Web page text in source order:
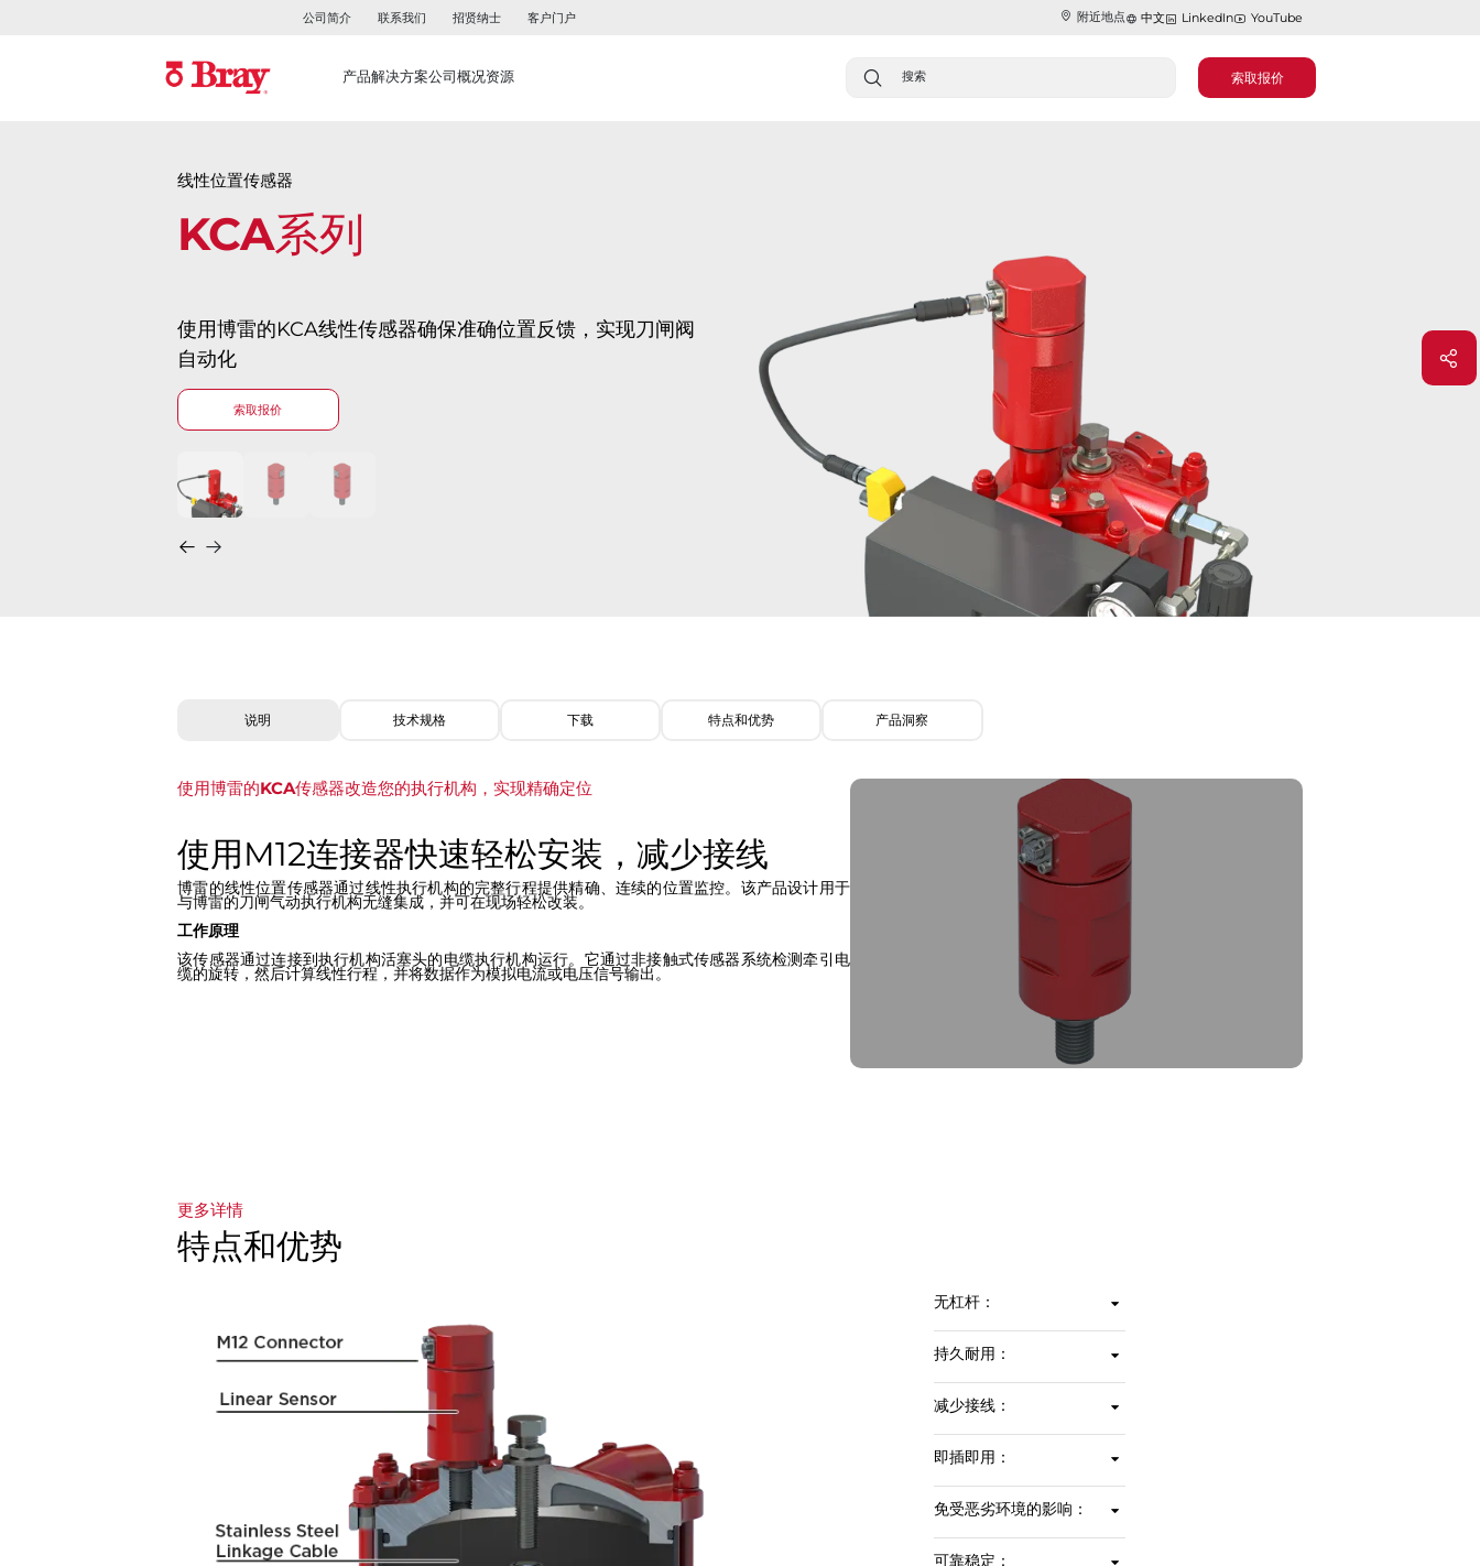
公司简介 联系我们 招贤纳士 客户门户 附近地点 中文 LinkedIn YouTube
产品解决方案公司概况资源 索取报价
线性位置传感器
KCA系列
使用博雷的KCA线性传感器确保准确位置反馈，实现刀闸阀
自动化
索取报价
说明 技术规格 下载 特点和优势 产品洞察
使用博雷的KCA传感器改造您的执行机构，实现精确定位
使用M12连接器快速轻松安装，减少接线
博雷的线性位置传感器通过线性执行机构的完整行程提供精确、连续的位置监控。该产品设计用于
与博雷的刀闸气动执行机构无缝集成，并可在现场轻松改装。
工作原理
该传感器通过连接到执行机构活塞头的电缆执行机构运行。它通过非接触式传感器系统检测牵引电
缆的旋转，然后计算线性行程，并将数据作为模拟电流或电压信号输出。
更多详情
特点和优势
无杠杆：
集成传感器消除了对传统连杆装置的需求。
持久耐用：
外壳由碳钢制成，带有环氧基聚氨酯涂层。
减少接线：
与传统的分立开关相比，简单的接线方案更易于维护。
即插即用：
通过M12连接器轻松连接。
免受恶劣环境的影响：
完全封装的电子元件可确保长期的可靠性和性能。
可靠稳定：